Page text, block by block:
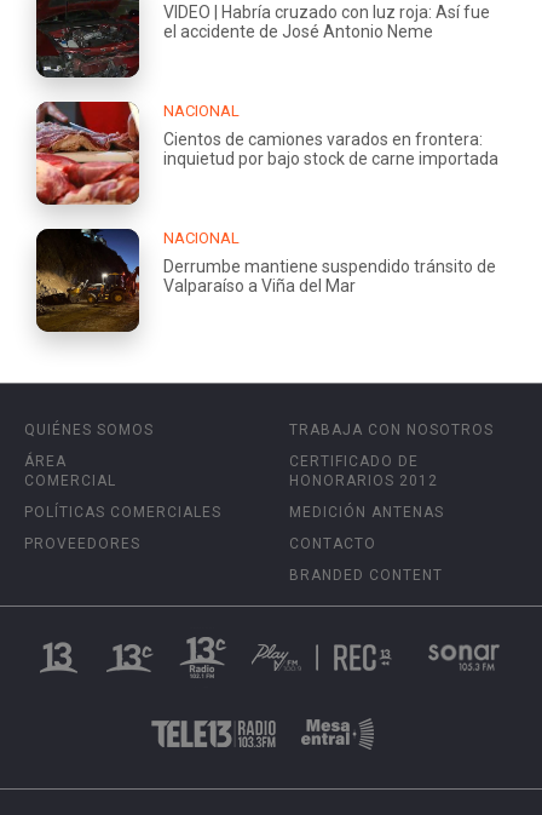
VIDEO | Habría cruzado con luz roja: Así fue
el accidente de José Antonio Neme
NACIONAL
Cientos de camiones varados en frontera:
inquietud por bajo stock de carne importada
NACIONAL
Derrumbe mantiene suspendido tránsito de
Valparaíso a Viña del Mar
QUIÉNES SOMOS
ÁREA
COMERCIAL
POLÍTICAS COMERCIALES
PROVEEDORES
TRABAJA CON NOSOTROS
CERTIFICADO DE
HONORARIOS 2012
MEDICIÓN ANTENAS
CONTACTO
BRANDED CONTENT